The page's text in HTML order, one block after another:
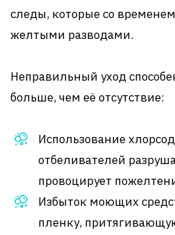
следы, которые со
желтыми разводами.
Неправильный уход
больше, чем её отсутствие:
Использование
отбеливателей
провоцирует
Избыток моющих
пленку,